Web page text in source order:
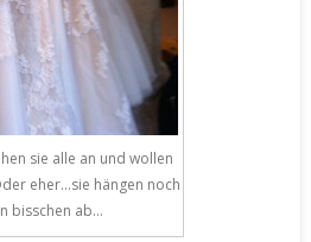
sie alle an und wollen
eher…sie hängen noch
bisschen ab…